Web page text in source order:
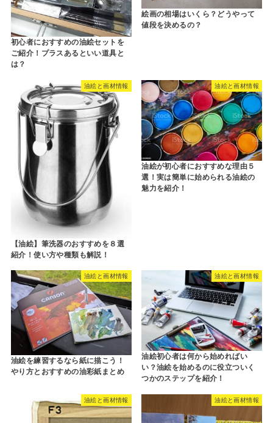
初心者におすすめの油絵セットを
ご紹介！プラスあるといい道具と
は？
絵画の相場はいくら？どうやって
値段を決めるの？
油絵と画材情報
【油絵】筆洗器のおすすめを８選
紹介！使い方や種類も解説！
油絵と画材情報
油絵が初心者におすすめな理由５
選！実は簡単に始められる油絵の
魅力を紹介！
油絵と画材情報
油絵を練習するなら紙に描こう！
やり方とおすすめの油彩紙まとめ
油絵と画材情報
油絵初心者は何から始めればい
い？油絵を始めるのに役立ついく
つかのステップを紹介！
油絵と画材情報 油絵と画材情報